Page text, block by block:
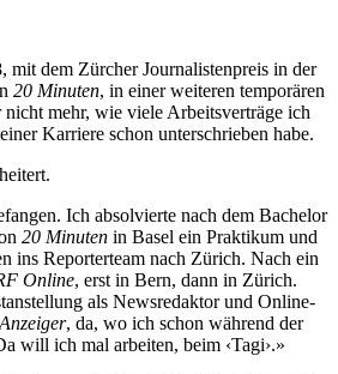
mit dem Zürcher Journalistenpreis in der
20 Minuten, in einer weiteren temporären
mehr, wie viele Arbeitsverträge ich
Karriere schon unterschrieben habe.
Ich absolvierte nach dem Bachelor
20 Minuten in Basel ein Praktikum und
ins Reporterteam nach Zürich. Nach ein
Online, erst in Bern, dann in Zürich.
als Newsredaktor und Online-
, da, wo ich schon während der
will ich mal arbeiten, beim ‹Tagi›.»